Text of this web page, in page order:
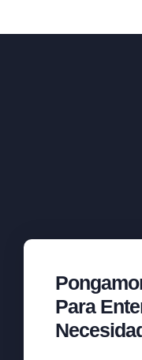
Para